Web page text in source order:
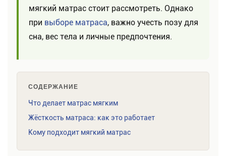
мягкий матрас стоит рассмотреть. Однако
при выборе матраса, важно учесть позу для
сна, вес тела и личные предпочтения.
СОДЕРЖАНИЕ
Что делает матрас мягким
Жёсткость матраса: как это работает
Кому подходит мягкий матрас